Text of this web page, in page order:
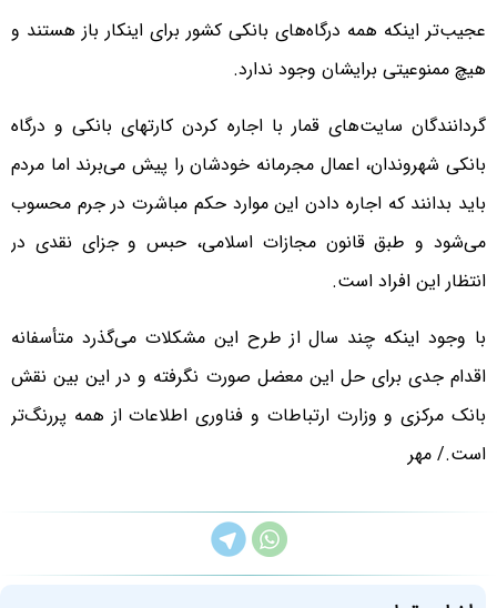
عجیب‌تر اینکه همه درگاه‌های بانکی کشور برای اینکار باز هستند و
هیچ ممنوعیتی برایشان وجود ندارد.
گردانندگان سایت‌های قمار با اجاره کردن کارتهای بانکی و درگاه
بانکی شهروندان، اعمال مجرمانه خودشان را پیش می‌برند اما مردم
باید بدانند که اجاره دادن این موارد حکم مباشرت در جرم محسوب
می‌شود و طبق قانون مجازات اسلامی، حبس و جزای نقدی در
انتظار این افراد است.
با وجود اینکه چند سال از طرح این مشکلات می‌گذرد متأسفانه
اقدام جدی برای حل این معضل صورت نگرفته و در این بین نقش
بانک مرکزی و وزارت ارتباطات و فناوری اطلاعات از همه پررنگ‌تر
است./ مهر